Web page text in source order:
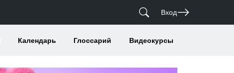
Вход
Календарь Глоссарий Видеокурсы